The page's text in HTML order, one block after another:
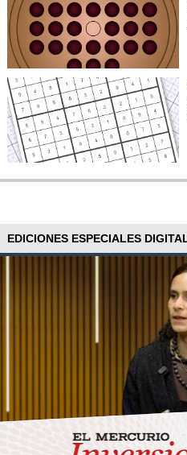
EDICIONES ESPECIALES